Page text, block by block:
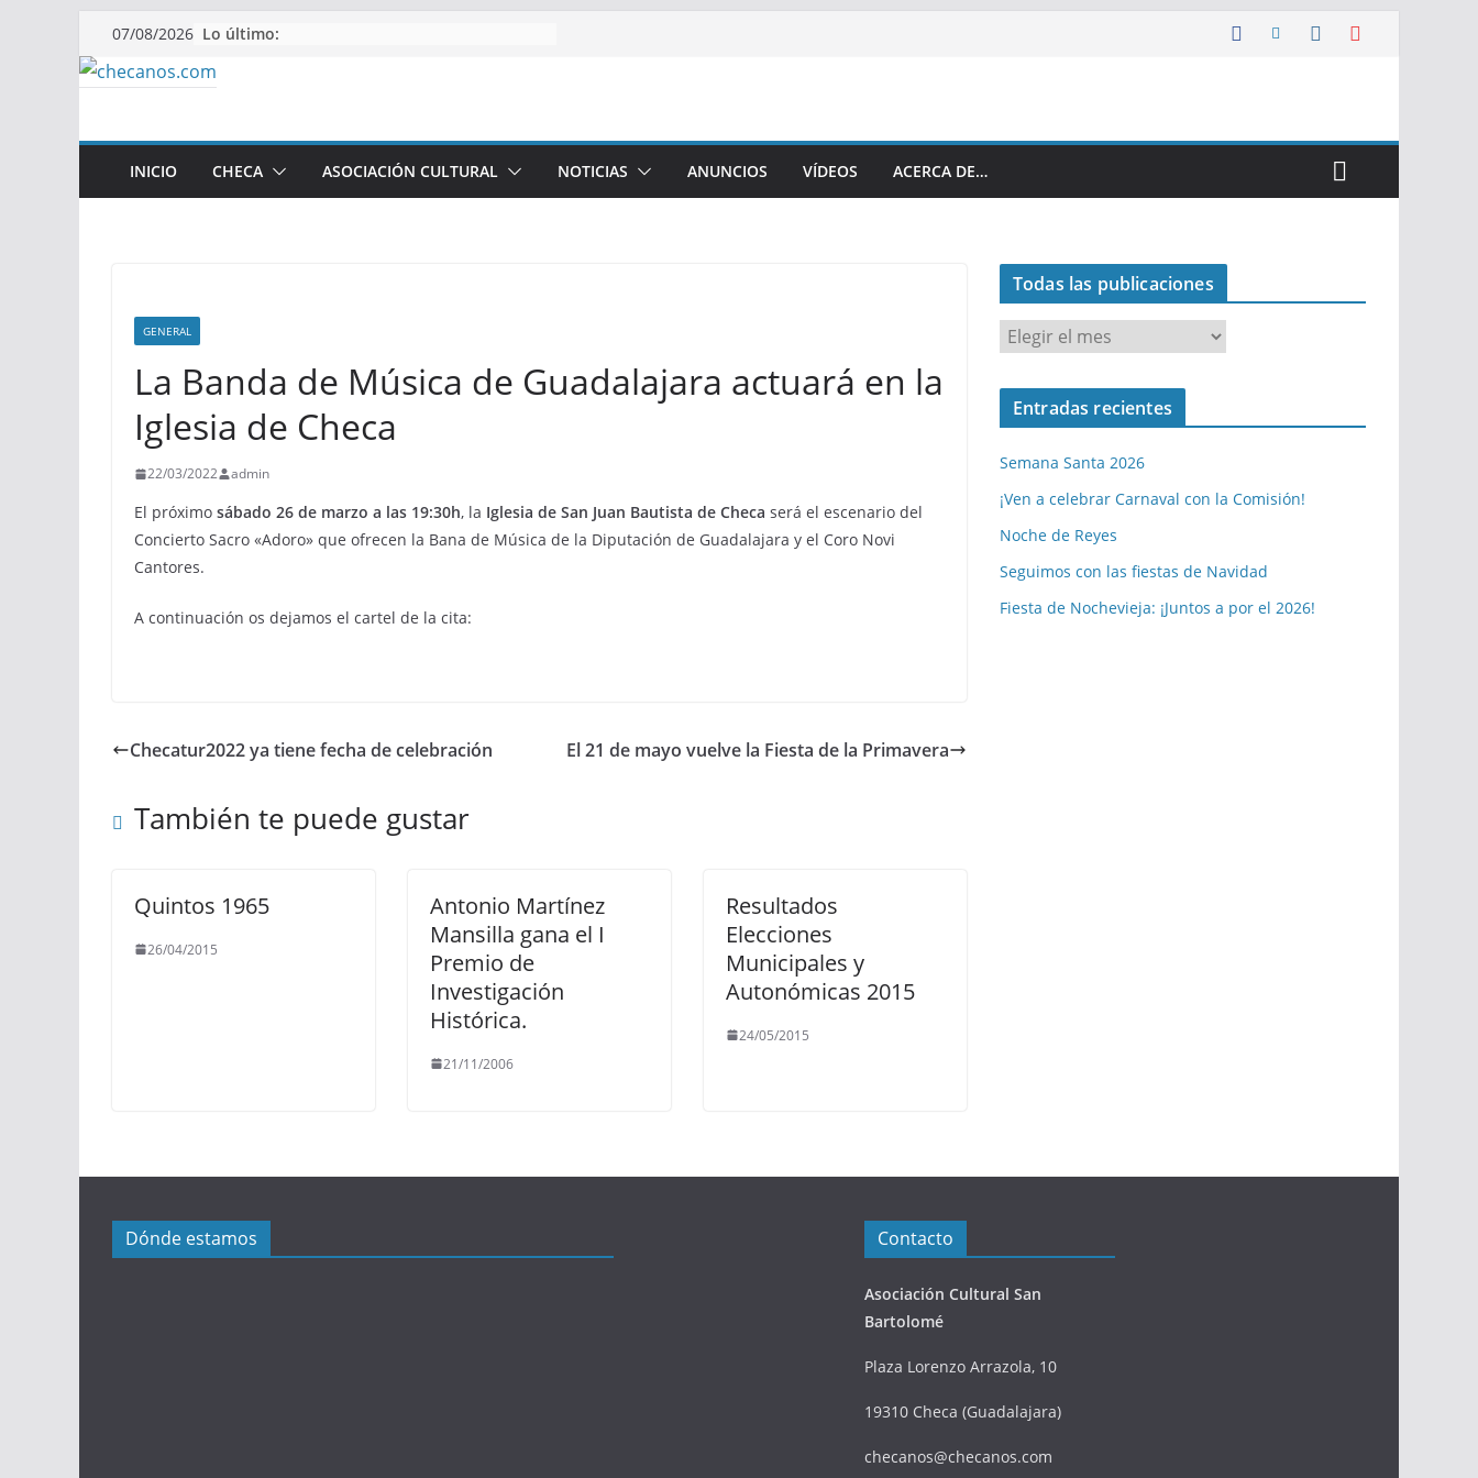
Saltar
al
contenido
07/08/2026 Lo último:
INICIO CHECA ASOCIACIÓN CULTURAL NOTICIAS ANUNCIOS VÍDEOS ACERCA DE…
GENERAL
La Banda de Música de Guadalajara actuará en la
Iglesia de Checa
22/03/2022 admin
El próximo sábado 26 de marzo a las 19:30h, la Iglesia de San Juan Bautista de Checa será el escenario del
Concierto Sacro «Adoro» que ofrecen la Bana de Música de la Diputación de Guadalajara y el Coro Novi
Cantores.
A continuación os dejamos el cartel de la cita:
Checatur2022 ya tiene fecha de celebración El 21 de mayo vuelve la Fiesta de la Primavera
También te puede gustar
Quintos 1965
26/04/2015
Antonio Martínez
Mansilla gana el I
Premio de
Investigación
Histórica.
21/11/2006
Resultados
Elecciones
Municipales y
Autonómicas 2015
24/05/2015
Todas las publicaciones
o
d
l
a
s
u
b
Entradas recientes
Semana Santa 2026
¡Ven a celebrar Carnaval con la Comisión!
Noche de Reyes
Seguimos con las fiestas de Navidad
Fiesta de Nochevieja: ¡Juntos a por el 2026!
Dónde estamos Contacto
Asociación Cultural San
Bartolomé
Plaza Lorenzo Arrazola, 10
19310 Checa (Guadalajara)
checanos@checanos.com